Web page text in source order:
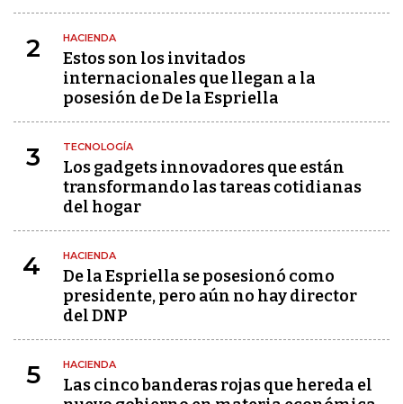
2 HACIENDA
Estos son los invitados
internacionales que llegan a la
posesión de De la Espriella
3 TECNOLOGÍA
Los gadgets innovadores que están
transformando las tareas cotidianas
del hogar
4 HACIENDA
De la Espriella se posesionó como
presidente, pero aún no hay director
del DNP
5 HACIENDA
Las cinco banderas rojas que hereda el